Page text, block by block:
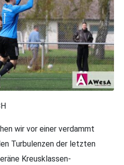
wir vor einer verdammt
Turbulenzen der letzten
Kreusklassen-